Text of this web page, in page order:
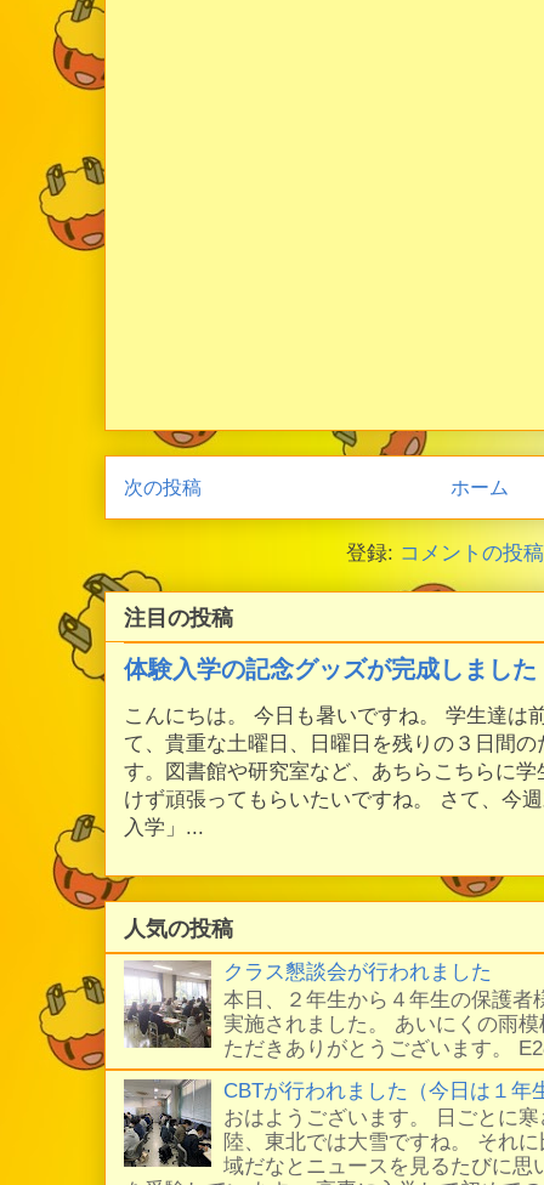
次の投稿 ホーム
登録: コメントの投
注目の投稿
体験入学の記念グッズが完成しました
こんにちは。 今日も暑いですね。 学生達は
て、貴重な土曜日、日曜日を残りの３日間
す。図書館や研究室など、あちらこちらに
けず頑張ってもらいたいですね。 さて、今
入学」...
人気の投稿
クラス懇談会が行われました
本日、２年生から４年生の保護者
実施されました。 あいにくの雨
ただきありがとうございます。
CBTが行われました（今日は１年
おはようございます。 日ごとに
陸、東北では大雪ですね。 それ
域だなとニュースを見るたびに思